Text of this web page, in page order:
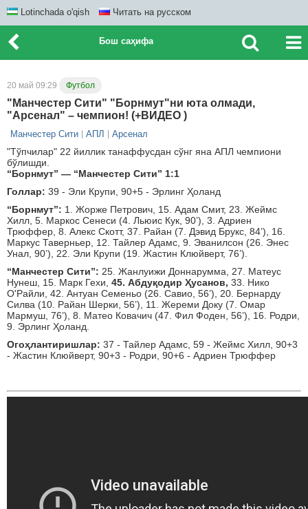
Lotinchada o'qish Читать на русском
Бош саҳифа
20 май 09:29 Футбол
"Манчестер Сити" "Борнмут"ни юта олмади,
"Арсенал" – чемпион! (+ВИДЕО )
Манчестер Сити АПЛ Арсенал
"Тўпчилар" 22 йиллик танаффусдан сўнг яна АПЛ чемпиони
бўлишди.
“Борнмут” — “Манчестер Сити” 1:1
Голлар: 39 - Эли Крупи, 90+5 - Эрлинг Ҳоланд
“Борнмут”: 1. Жорже Петрович, 15. Адам Смит, 23. Жеймс
Хилл, 5. Маркос Сенеси (4. Льюис Кук, 90’), 3. Адриен
Трюффер, 8. Алекс Скотт, 37. Райан (7. Дэвид Брукс, 84’), 16.
Маркус Таверньер, 12. Тайлер Адамс, 9. Эванилсон (26. Энес
Унал, 90’), 22. Эли Крупи (19. Жастин Клюйверт, 76’).
“Манчестер Сити”: 25. Жанлуижи Доннарумма, 27. Матеус
Нунеш, 15. Марк Гехи, 45. Абдуқодир Ҳусанов, 33. Нико
О'Райли, 42. Антуан Семеньо (26. Савио, 56’), 20. Бернарду
Силва (10. Райан Шерки, 56’), 11. Жереми Доку (7. Омар
Мармуш, 76’), 8. Матео Ковачич (47. Фил Фоден, 56’), 16. Родри,
9. Эрлинг Ҳоланд.
Огоҳлантиришлар: 37 - Тайлер Адамс, 59 - Жеймс Хилл, 90+3
- Жастин Клюйверт, 90+3 - Родри, 90+6 - Адриен Трюффер